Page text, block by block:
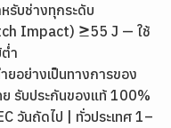
รับช่างทุกระดับ
Impact) ≥55 J — ใช้
ำ
ยอย่างเป็นทางการของ
ย รับประกันของแท้ 100%
วันถัดไป | ทั่วประเทศ 1–